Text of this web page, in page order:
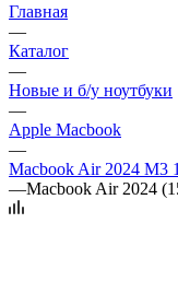
Главная
—
Каталог
—
Новые и б/у ноутбуки
—
Apple Macbook
—
Macbook Air 2024 M3
—Macbook Air 2024